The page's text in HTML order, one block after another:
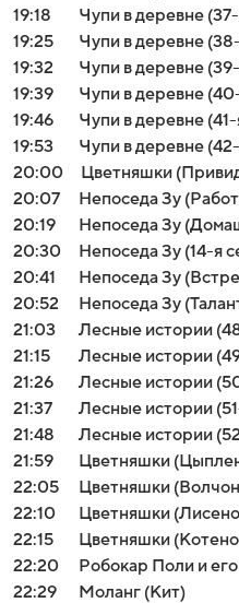
19:18
Чупи в деревне
19:25
Чупи в деревне
19:32
Чупи в деревне
19:39
Чупи в деревне
19:46
Чупи в деревне
19:53
Чупи в деревне
20:00
Цветняшки
20:07
Непоседа Зу
20:19
Непоседа Зу
20:30
Непоседа Зу (14-я
20:41
Непоседа Зу
20:52
Непоседа Зу
21:03
Лесные истории
21:15
Лесные истории
21:26
Лесные истории
21:37
Лесные истории
21:48
Лесные истории
21:59
Цветняшки
22:05
Цветняшки
22:10
Цветняшки
22:15
Цветняшки
22:20
Робокар Поли и
22:29
Моланг (Кит)